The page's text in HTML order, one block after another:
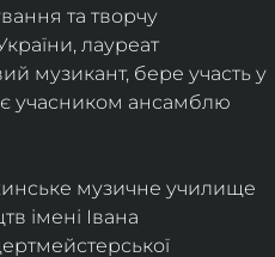
та творчу
лауреат
музикант, бере участь у
є учасником ансамблю
музичне училище
імені Івана